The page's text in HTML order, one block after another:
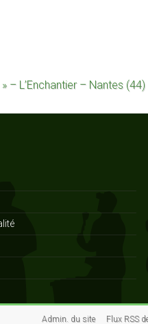
– L’Enchantier – Nantes (44)
Admin. du site Flux RSS